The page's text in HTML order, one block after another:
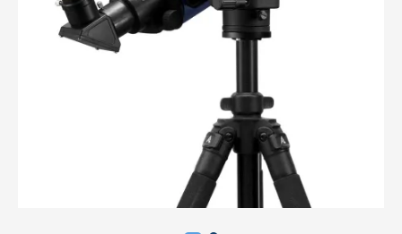
Accessoires pour montures
Pièces détachées